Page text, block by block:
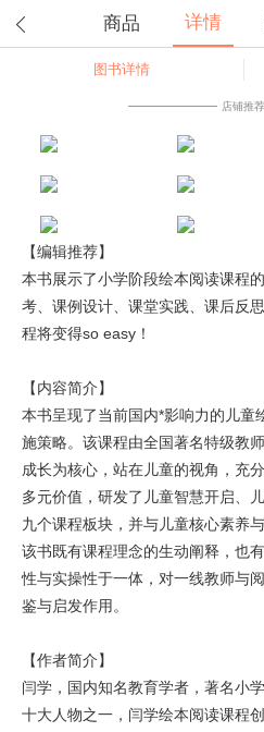
商品 详情
图书详情
店铺推荐
【编辑推荐】
本书展示了小学阶段绘本阅读课程
考、课例设计、课堂实践、课后反
程将变得so easy！
【内容简介】
本书呈现了当前国内*影响力的儿童
施策略。该课程由全国著名特级教
成长为核心，站在儿童的视角，充
多元价值，研发了儿童智慧开启、
九个课程板块，并与儿童核心素养
该书既有课程理念的生动阐释，也
性与实操性于一体，对一线教师与
鉴与启发作用。
【作者简介】
闫学，国内知名教育学者，著名小
十大人物之一，闫学绘本阅读课程